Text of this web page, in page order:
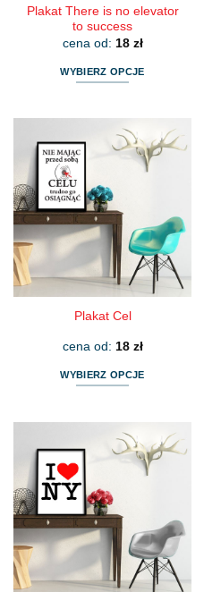
Plakat There is no elevator
to success
cena od: 18 zł
WYBIERZ OPCJE
wiele
wariantów.
Opcje
można
wybrać
na
stronie
produktu
Plakat Cel
cena od: 18 zł
WYBIERZ OPCJE
wiele
wariantów.
Opcje
można
wybrać
na
stronie
produktu